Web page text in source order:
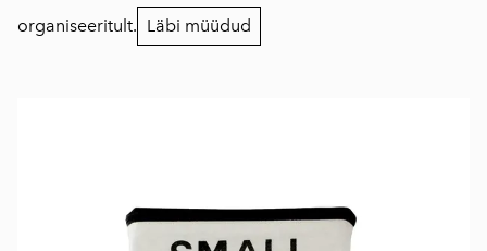
organiseeritult. Läbi müüdud